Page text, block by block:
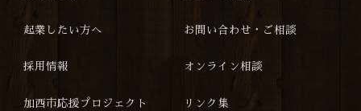
起業したい方へ お問い合わせ・ご相談
採用情報 オンライン相談
加西市応援プロジェクト リンク集